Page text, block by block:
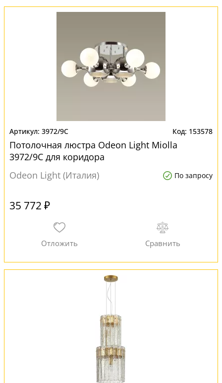
3972/9C 153578
Потолочная люстра Odeon Light Miolla
3972/9C для коридора
Odeon Light (Италия)
По запросу
35 772 ₽